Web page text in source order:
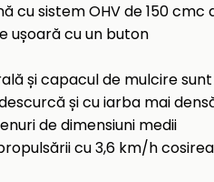
cu sistem OHV de 150 cmc
ușoară cu un buton
și capacul de mulcire
și cu iarba mai
de dimensiuni medii
cu 3,6 km/h